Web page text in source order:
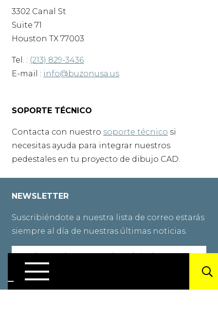
3302 Canal St
Suite 71
Houston TX 77003
Tel. : (213) 829-3436
E-mail : info@buzonusa.us
SOPORTE TÉCNICO
Contacta con nuestro soporte técnico si
necesitas ayuda para integrar nuestros
pedestales en tu proyecto de dibujo CAD.
NEWSLETTER
Suscribiéndote a nuestra lista de correo estarás
siempre al día de nuestras últimas noticias.
Envía
correo
electrónico